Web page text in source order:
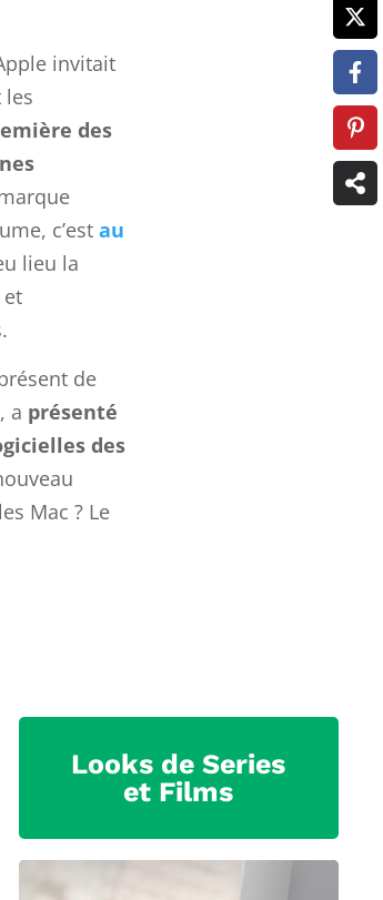
invitait
les
des
c’est au
lieu la
de
a présenté
des
Mac ? Le
Looks de Series
et Films